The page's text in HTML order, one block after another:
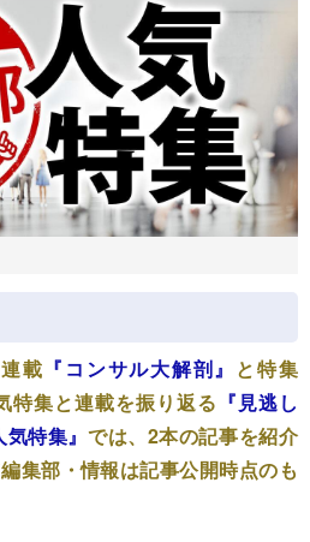
載 『コンサル大解剖』 と特集
特集と連載を振り返る 『見逃し
気特集』では、2本の記事を紹介
集部・情報は記事公開時点のも